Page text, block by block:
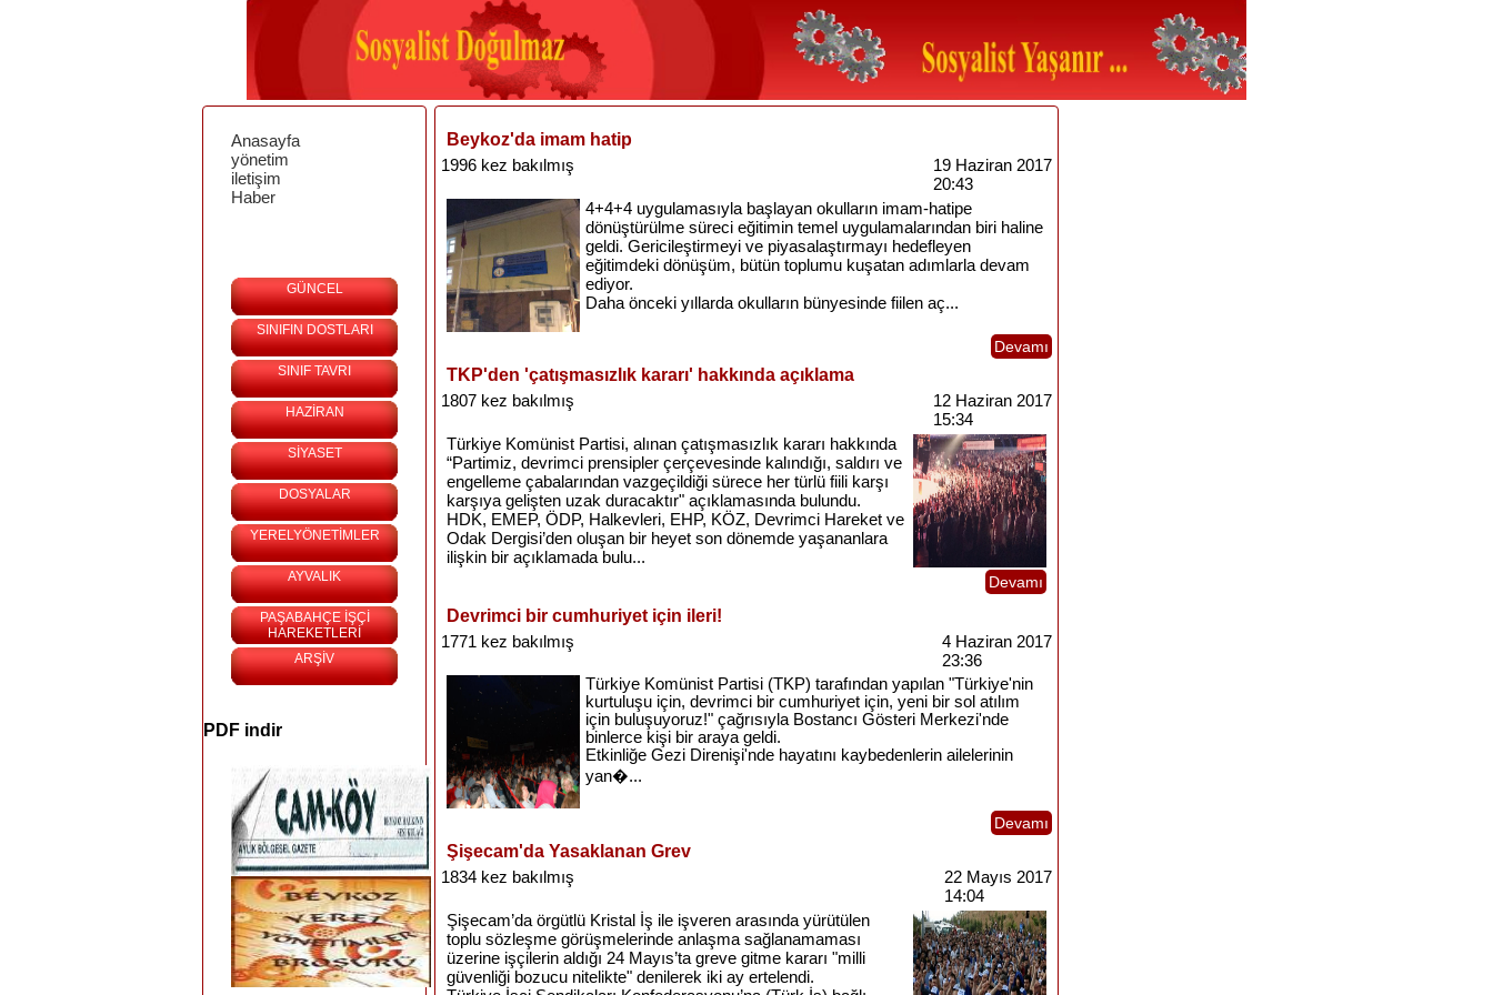
Anasayfa
yönetim
iletişim
Haber
GÜNCEL
SINIFIN DOSTLARI
SINIF TAVRI
HAZİRAN
SİYASET
DOSYALAR
YERELYÖNETİMLER
AYVALIK
PAŞABAHÇE İŞÇİ
HAREKETLERİ
ARŞİV
PDF indir
Beykoz'da imam hatip
1996 kez bakılmış
19 Haziran 2017
20:43
4+4+4 uygulamasıyla başlayan okulların imam-hatipe
dönüştürülme süreci eğitimin temel uygulamalarından biri haline
geldi. Gericileştirmeyi ve piyasalaştırmayı hedefleyen
eğitimdeki dönüşüm, bütün toplumu kuşatan adımlarla devam
ediyor.
Daha önceki yıllarda okulların bünyesinde fiilen aç...
Devamı
TKP'den 'çatışmasızlık kararı' hakkında açıklama
1807 kez bakılmış
12 Haziran 2017
15:34
Türkiye Komünist Partisi, alınan çatışmasızlık kararı hakkında
“Partimiz, devrimci prensipler çerçevesinde kalındığı, saldırı ve
engelleme çabalarından vazgeçildiği sürece her türlü fiili karşı
karşıya gelişten uzak duracaktır" açıklamasında bulundu.
HDK, EMEP, ÖDP, Halkevleri, EHP, KÖZ, Devrimci Hareket ve
Odak Dergisi’den oluşan bir heyet son dönemde yaşananlara
ilişkin bir açıklamada bulu...
Devamı
Devrimci bir cumhuriyet için ileri!
1771 kez bakılmış
4 Haziran 2017
23:36
Türkiye Komünist Partisi (TKP) tarafından yapılan "Türkiye'nin
kurtuluşu için, devrimci bir cumhuriyet için, yeni bir sol atılım
için buluşuyoruz!" çağrısıyla Bostancı Gösteri Merkezi'nde
binlerce kişi bir araya geldi.
Etkinliğe Gezi Direnişi'nde hayatını kaybedenlerin ailelerinin
yan�...
Devamı
Şişecam'da Yasaklanan Grev
1834 kez bakılmış
22 Mayıs 2017
14:04
Şişecam’da örgütlü Kristal İş ile işveren arasında yürütülen
toplu sözleşme görüşmelerinde anlaşma sağlanamaması
üzerine işçilerin aldığı 24 Mayıs’ta greve gitme kararı "milli
güvenliği bozucu nitelikte" denilerek iki ay ertelendi.